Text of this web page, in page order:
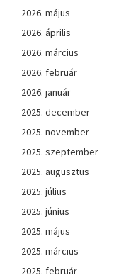
2026. május
2026. április
2026. március
2026. február
2026. január
2025. december
2025. november
2025. szeptember
2025. augusztus
2025. július
2025. június
2025. május
2025. március
2025. február